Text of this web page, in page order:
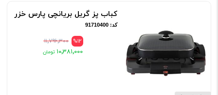
کباب پز گریل بریانچی پارس خزر
کد: 91710400
%12 ۱۱٬۷۹۶٬۳۰۰
۱۰٬۳۸۱٬۰۰۰